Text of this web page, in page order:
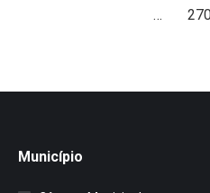
…
Município